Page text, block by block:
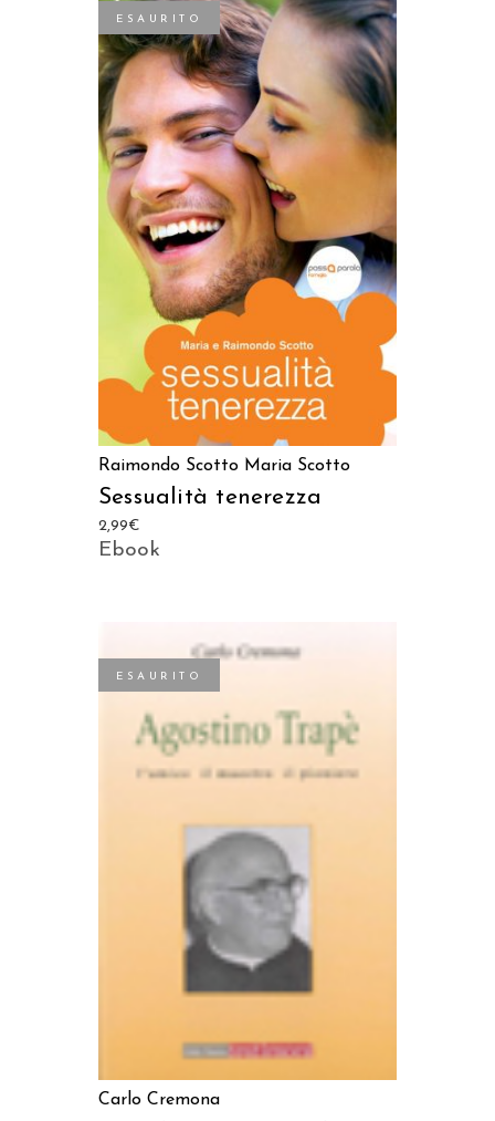
ESAURITO
LEGGI TUTTO
Raimondo Scotto Maria Scotto
Sessualità tenerezza
2,99€
Ebook
ESAURITO
LEGGI TUTTO
Carlo Cremona